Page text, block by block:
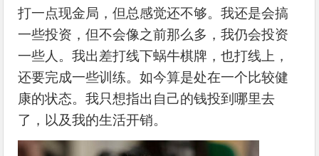
打一点现金局，但总感觉还不够。我还是会搞
一些投资，但不会像之前那么多，我仍会投资
一些人。我出差打线下蜗牛棋牌，也打线上，
还要完成一些训练。如今算是处在一个比较健
康的状态。我只想指出自己的钱投到哪里去
了，以及我的生活开销。